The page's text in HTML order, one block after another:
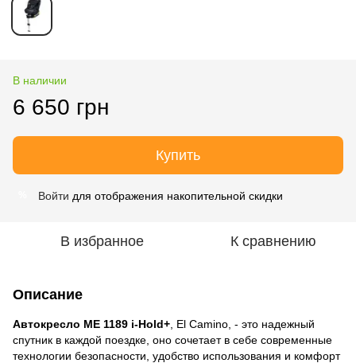
В наличии
6 650 грн
Купить
Войти для отображения накопительной скидки
В избранное К сравнению
Описание
Автокресло ME 1189 i-Hold+ , El Camino, - это надежный
спутник в каждой поездке, оно сочетает в себе современные
технологии безопасности, удобство использования и комфорт